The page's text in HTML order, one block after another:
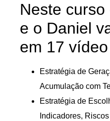
Neste
e o Daniel
em 17
Estratégia de
Acumulação com
Estratégia de
Indicadores,